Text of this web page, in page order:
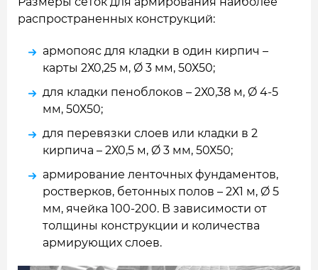
распространенных конструкций:
армопояс для кладки в один кирпич –
карты 2Х0,25 м, Ø 3 мм, 50Х50;
для кладки пеноблоков – 2Х0,38 м, Ø 4-5
мм, 50Х50;
для перевязки слоев или кладки в 2
кирпича – 2Х0,5 м, Ø 3 мм, 50Х50;
армирование ленточных фундаментов,
ростверков, бетонных полов – 2Х1 м, Ø 5
мм, ячейка 100-200. В зависимости от
толщины конструкции и количества
армирующих слоев.